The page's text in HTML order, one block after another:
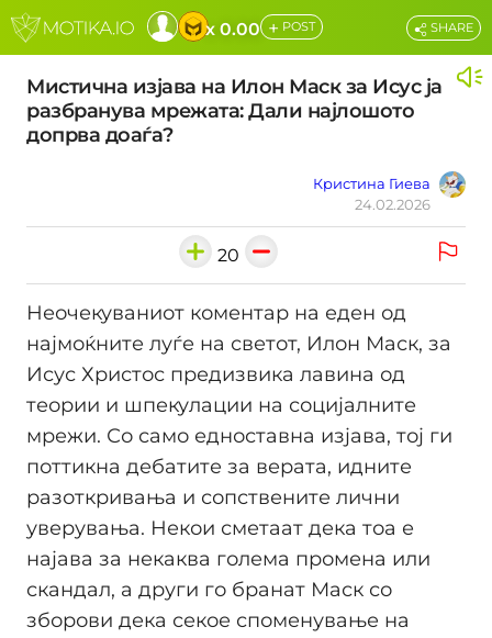
x 0.00 + POST
Мистична изјава на Илон Маск за Исус ја
разбранува мрежата: Дали најлошото
допрва доаѓа?
Кристина Гиева
24.02.2026
SHARE
20
Неочекуваниот коментар на еден од
најмоќните луѓе на светот, Илон Маск, за
Исус Христос предизвика лавина од
теории и шпекулации на социјалните
мрежи. Со само едноставна изјава, тој ги
поттикна дебатите за верата, идните
разоткривања и сопствените лични
уверувања. Некои сметаат дека тоа е
најава за некаква голема промена или
скандал, а други го бранат Маск со
зборови дека секое споменување на